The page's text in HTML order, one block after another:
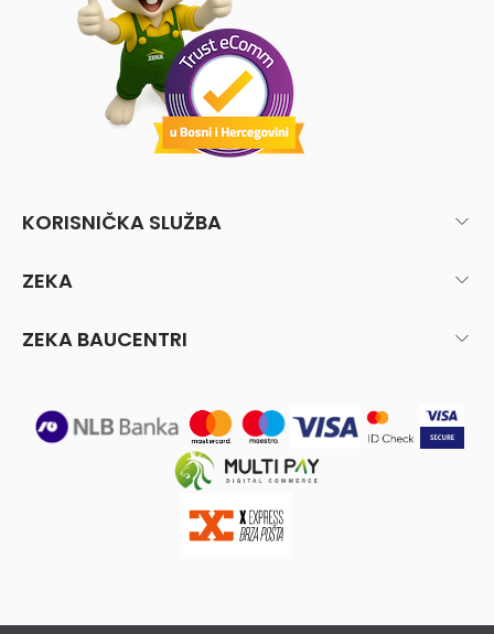
KORISNIČKA SLUŽBA
ZEKA
ZEKA BAUCENTRI